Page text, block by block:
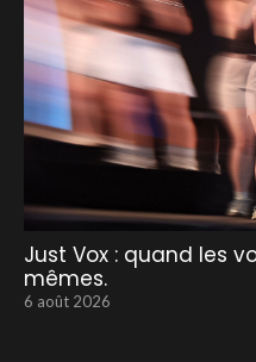
Just Vox : quand les
mêmes.
6 août 2026